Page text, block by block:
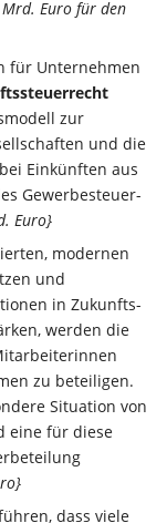
Euro für den
für Unternehmen
zur
und die
Einkünften aus
Gewerbesteuer-
Euro}
modernen
und
in Zukunfts-
werden die
zu beteiligen.
Situation von
eine für diese
dass viele